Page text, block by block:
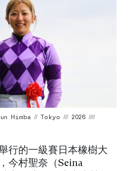
Himba // Tokyo /// 2026 ////
行的一級賽日本橡樹大
今村聖奈（Seina